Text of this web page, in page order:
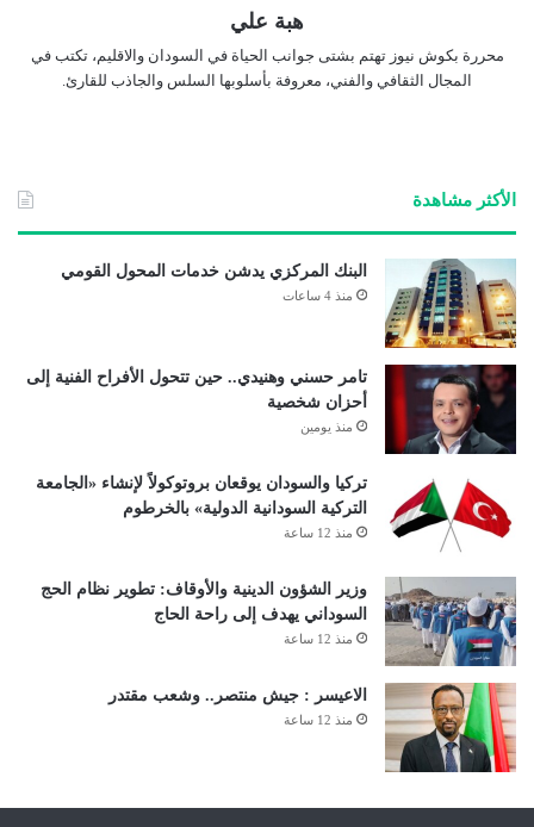
هبة علي
محررة بكوش نيوز تهتم بشتى جوانب الحياة في السودان والاقليم، تكتب في
المجال الثقافي والفني، معروفة بأسلوبها السلس والجاذب للقارئ.
الأكثر مشاهدة
البنك المركزي يدشن خدمات المحول القومي
منذ 4 ساعات
تامر حسني وهنيدي.. حين تتحول الأفراح الفنية إلى
أحزان شخصية
منذ يومين
تركيا والسودان يوقعان بروتوكولاً لإنشاء «الجامعة
التركية السودانية الدولية» بالخرطوم
منذ 12 ساعة
وزير الشؤون الدينية والأوقاف: تطوير نظام الحج
السوداني يهدف إلى راحة الحاج
منذ 12 ساعة
الاعيسر : جيش منتصر.. وشعب مقتدر
منذ 12 ساعة